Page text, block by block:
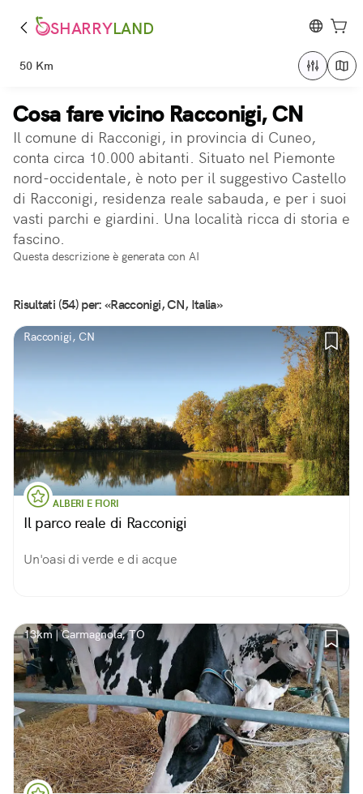
SHARRYLAND
50 Km
Cosa fare vicino Racconigi, CN
Il comune di Racconigi, in provincia di Cuneo,
conta circa 10.000 abitanti. Situato nel Piemonte
nord-occidentale, è noto per il suggestivo Castello
di Racconigi, residenza reale sabauda, e per i suoi
vasti parchi e giardini. Una località ricca di storia e
fascino.
Questa descrizione è generata con AI
Risultati (54) per: «Racconigi, CN, Italia»
Racconigi, CN
ALBERI E FIORI
Il parco reale di Racconigi
Un'oasi di verde e di acque
13km | Carmagnola, TO